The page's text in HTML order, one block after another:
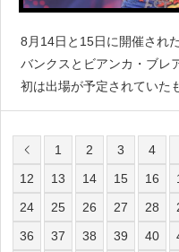
8月14日と15日に開催され
バンクスとビアンカ・ブレ
初は出場が予定されていた
欠場が発表されています。
1
2 3 4
12
13 14 15 16
24
25 26 27 28
36
37 38 39 40